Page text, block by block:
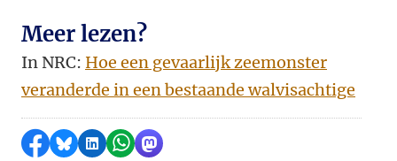
Meer lezen?
In NRC: Hoe een gevaarlijk zeemonster
veranderde in een bestaande walvisachtige
Delen op Facebook
Delen via Bluesky
Delen op LinkedIn
Delen via WhatsApp
Delen via Mastodon